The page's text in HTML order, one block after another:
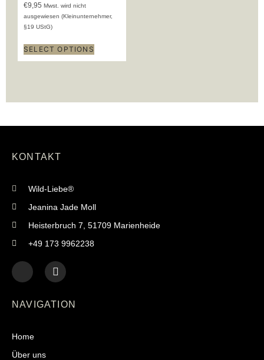
€9,95 Mwst. wird nicht
ausgewiesen (Kleinunternehmer,
§19 UStG)
SELECT OPTIONS
KONTAKT
Wild-Liebe®
Jeanina Jade Moll
Heisterbruch 7, 51709 Marienheide
+49 173 9962238
NAVIGATION
Home
Über uns